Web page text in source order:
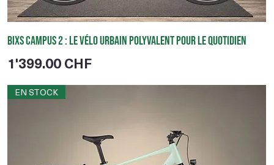
BIXS Campus 2 : le vélo urbain polyvalent pour le quotidien
Prix
1'399.00 CHF
EN STOCK